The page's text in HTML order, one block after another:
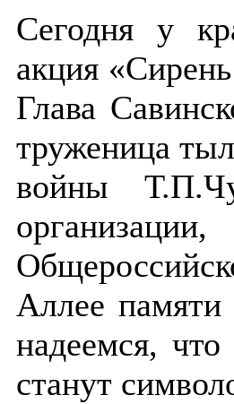
Сегодня у
акция
Глава
труженица
войны
Аллее
надеемся,
станут